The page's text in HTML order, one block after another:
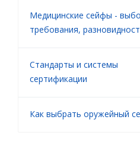
Медицинские сейфы -
требования,
Стандарты и системы
сертификации
Как выбрать оружейный